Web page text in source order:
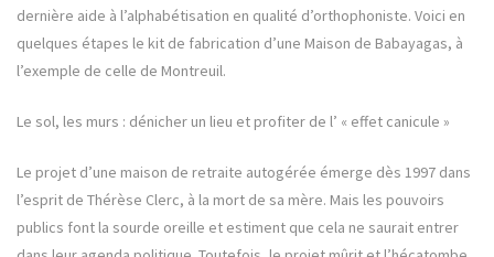
dernière aide à l’alphabétisation en qualité d’orthophoniste. Voici en
quelques étapes le kit de fabrication d’une Maison de Babayagas, à
l’exemple de celle de Montreuil.
Le sol, les murs : dénicher un lieu et profiter de l’ « effet canicule »
Le projet d’une maison de retraite autogérée émerge dès 1997 dans
l’esprit de Thérèse Clerc, à la mort de sa mère. Mais les pouvoirs
publics font la sourde oreille et estiment que cela ne saurait entrer